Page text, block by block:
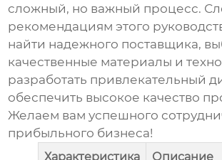
сложный, но важный процесс.
рекомендациям этого
найти надежного поставщика,
качественные материалы и
разработать привлекательный
обеспечить высокое качество
Желаем вам успешного
прибыльного бизнеса!
Характеристика Описание